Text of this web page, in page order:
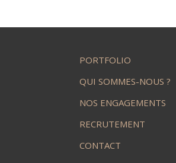
PORTFOLIO
QUI SOMMES-NOUS ?
NOS ENGAGEMENTS
RECRUTEMENT
CONTACT